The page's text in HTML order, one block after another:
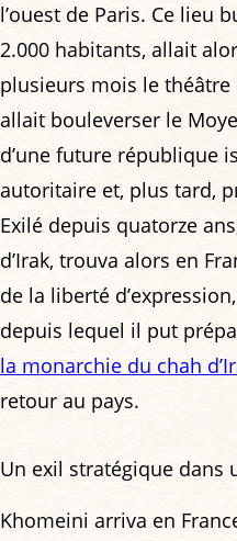
l’ouest de Paris. Ce lieu
2.000 habitants, allait
plusieurs mois le théâtre
allait bouleverser le
d’une future république
autoritaire et, plus tard,
Exilé depuis quatorze
d’Irak, trouva alors en
de la liberté
depuis lequel il put
la monarchie du chah
retour au pays.
Un exil stratégique dans
Khomeini arriva en